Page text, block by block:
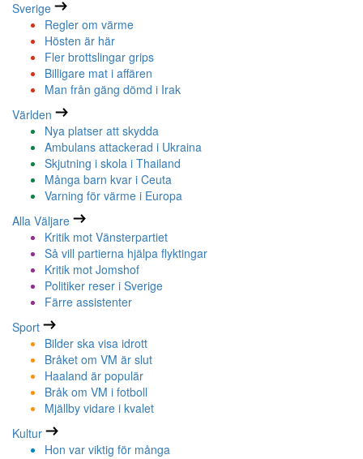
Sverige
Regler om värme
Hösten är här
Fler brottslingar grips
Billigare mat i affären
Man från gäng dömd i Irak
Världen
Nya platser att skydda
Ambulans attackerad i Ukraina
Skjutning i skola i Thailand
Många barn kvar i Ceuta
Varning för värme i Europa
Alla Väljare
Kritik mot Vänsterpartiet
Så vill partierna hjälpa flyktingar
Kritik mot Jomshof
Politiker reser i Sverige
Färre assistenter
Sport
Bilder ska visa idrott
Bråket om VM är slut
Haaland är populär
Bråk om VM i fotboll
Mjällby vidare i kvalet
Kultur
Hon var viktig för många